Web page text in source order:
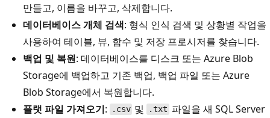
만들고, 이름을 바꾸고, 삭제합니다.
데이터베이스 개체 검색: 형식 인식 검색 및 상황별 작업을
사용하여 테이블, 뷰, 함수 및 저장 프로시저를 찾습니다.
백업 및 복원: 데이터베이스를 디스크 또는 Azure Blob
Storage에 백업하고 기존 백업, 백업 파일 또는 Azure
Blob Storage에서 복원합니다.
플랫 파일 가져오기: .csv 및 .txt 파일을 새 SQL Server